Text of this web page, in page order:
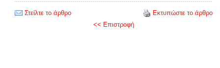
Στείλτε το άρθρο
Εκτυπώστε το άρθρο
<< Επιστροφή